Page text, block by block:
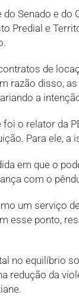
Senado e
Predial e
de
razão disso,
a
o relator da
Para ele,
em que o
com o
um serviço
esse ponto,
no equilíbrio
redução da